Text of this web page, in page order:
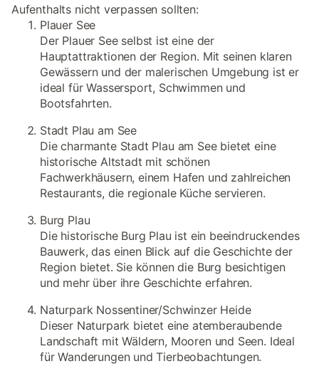
Aufenthalts nicht verpassen sollten:
Plauer See
Der Plauer See selbst ist eine der
Hauptattraktionen der Region. Mit seinen klaren
Gewässern und der malerischen Umgebung ist er
ideal für Wassersport, Schwimmen und
Bootsfahrten.
Stadt Plau am See
Die charmante Stadt Plau am See bietet eine
historische Altstadt mit schönen
Fachwerkhäusern, einem Hafen und zahlreichen
Restaurants, die regionale Küche servieren.
Burg Plau
Die historische Burg Plau ist ein beeindruckendes
Bauwerk, das einen Blick auf die Geschichte der
Region bietet. Sie können die Burg besichtigen
und mehr über ihre Geschichte erfahren.
Naturpark Nossentiner/Schwinzer Heide
Dieser Naturpark bietet eine atemberaubende
Landschaft mit Wäldern, Mooren und Seen. Ideal
für Wanderungen und Tierbeobachtungen.